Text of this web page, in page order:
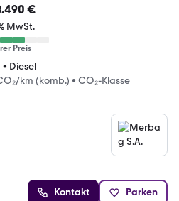
€
MwSt.
Preis
• Diesel
km (komb.) • CO₂-Klasse
Kontakt Parken